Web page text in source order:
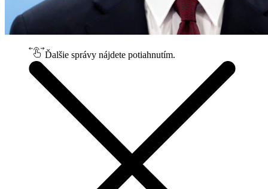
Ďalšie správy nájdete potiahnutím.